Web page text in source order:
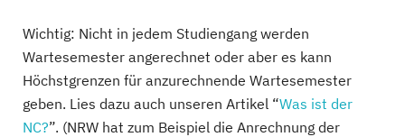
Wichtig: Nicht in jedem Studiengang werden
Wartesemester angerechnet oder aber es kann
Höchstgrenzen für anzurechnende Wartesemester
geben. Lies dazu auch unseren Artikel “Was ist der
NC?”. (NRW hat zum Beispiel die Anrechnung der